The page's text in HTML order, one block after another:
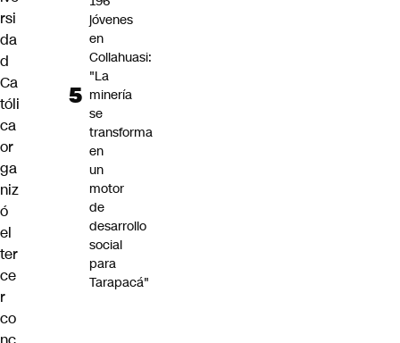
rsi
da
d
Ca
tóli
ca
or
ga
niz
ó
el
ter
ce
r
co
jóvenes
en
Collahuasi:
"La
minería
se
transforma
en
un
motor
de
desarrollo
social
para
Tarapacá"